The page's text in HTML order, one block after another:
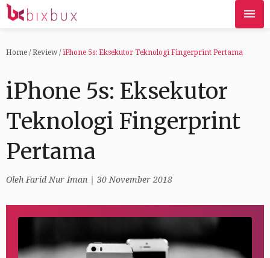
Home / Review/ iPhone 5s: Eksekutor Teknologi Fingerprint Pertama
iPhone 5s: Eksekutor
Teknologi Fingerprint
Pertama
Oleh Farid Nur Iman | 30 November 2018